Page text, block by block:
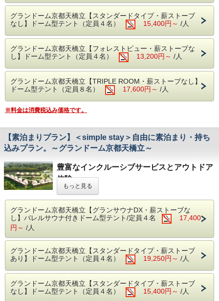
7/20～8/31宿泊限定の夏休み特別プラン
小学生以下のお子様は宿泊料金無料
家族旅行・三世代旅行にもおすすめ
自然の中で気軽にアウトドア体験
夏休みの思い出づくりにぴったり
海や自然を感じる天橋立エリアで、親子でのびのび過ごすグ
ランピングステイ。 ホテルとはひと味違うアウトドア感を
楽しみながら、快適なお部屋でゆっくりお過ごしいただけま
す。
そんなご家族におすすめのプランです。
日中は自然の中でアクティブに、夜はご家族だけの時間をゆ
ったりと。 夏休みだからこそ味わえる、特別なグランピン
ご予約前にご確認ください
対象期間：2026年7月20日～8月31日宿泊分
小学生以下のお子様が無料対象です
お食事・オプション料金は別途発生する場合
がございます
空室状況により販売終了となる場合がござい
今年の夏は、家族みんなで天橋立へ。
小学生以下無料の今だけプランで、夏の思い出を。
グランドーム京都天橋立【スタンダードタイプ・薪ストーブ
なし】ドーム型テント（定員４名）
15,400円～ /人
グランドーム京都天橋立【フォレストビュー・薪ストーブな
し】ドーム型テント（定員４名）
13,200円～ /人
グランドーム京都天橋立【TRIPLE ROOM・薪ストーブなし】
ドーム型テント（定員８名）
17,600円～ /人
※料金は消費税込み価格です。
【素泊まりプラン】＜simple stay＞自由に素泊まり・持ち
込みプラン。～グランドーム京都天橋立～
豊富なインクルーシブサービスとアウトドア
体験
快適な空間で思う存分自然を愉しむグランピ
ング。
全12棟のドーム型テントが建ち並ぶ広大な敷
地は
ざわめきが心地よい山林を背に、そばには、
清流が流れ、
海までも徒歩5分と大自然を愉しむ絶好のロ
ケーション。
キッチンカーのナイトバーなどインクルーシ
もっと見る
グランドーム京都天橋立【グランサウナDX・薪ストーブな
し】バレルサウナ付きドーム型テント/定員４名
17,400
円～ /人
グランドーム京都天橋立【スタンダードタイプ・薪ストーブ
あり】ドーム型テント（定員４名）
19,250円～ /人
グランドーム京都天橋立【スタンダードタイプ・薪ストーブ
なし】ドーム型テント（定員４名）
15,400円～ /人